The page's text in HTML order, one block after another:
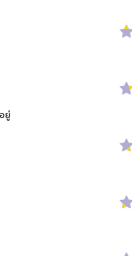
ยู่